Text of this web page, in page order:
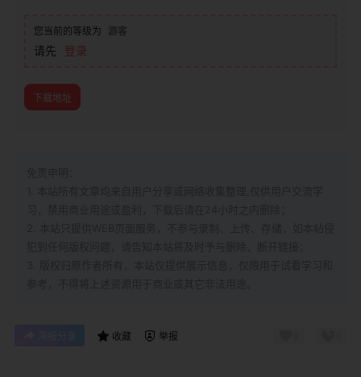
您当前的等级为 游客
请先 登录
下载地址
收藏 举报